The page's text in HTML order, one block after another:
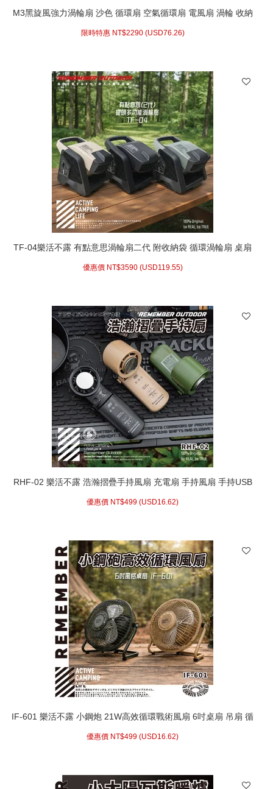
M3黑旋風強力渦輪扇 沙色 循環扇 空氣循環扇 電風扇 渦輪 收納
限時特惠 NT$2290 (USD76.26)
TF-04樂活不露 有點意思渦輪扇二代 附收納袋 循環渦輪扇 桌扇
優惠價 NT$3590 (USD119.55)
RHF-02 樂活不露 浩瀚摺疊手持風扇 充電扇 手持風扇 手持USB
優惠價 NT$499 (USD16.62)
IF-601 樂活不露 小鋼炮 21W高效循環戰術風扇 6吋桌扇 吊扇 循
優惠價 NT$499 (USD16.62)